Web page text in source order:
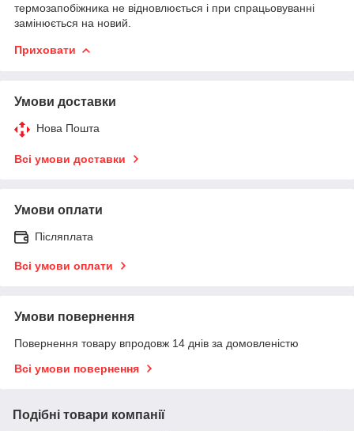
термозапобіжника не відновлюється і при спрацьовуванні
замінюється на новий.
Приховати
Умови доставки
Нова Пошта
Всі умови доставки
Умови оплати
Післяплата
Всі умови оплати
Умови повернення
Повернення товару впродовж 14 днів за домовленістю
Всі умови повернення
Подібні товари компанії